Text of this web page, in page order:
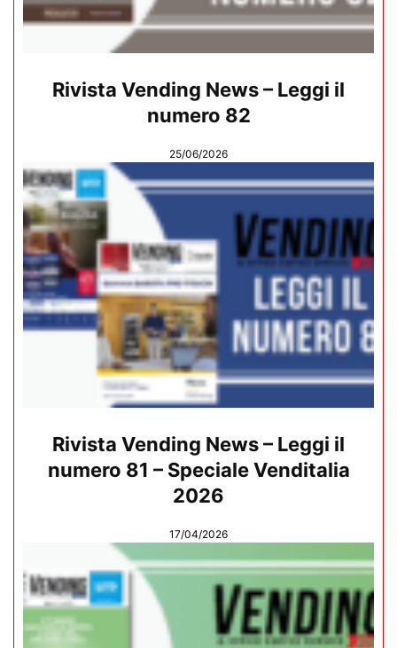
Rivista Vending News – Leggi il
numero 82
25/06/2026
Rivista Vending News – Leggi il
numero 81 – Speciale Venditalia
2026
17/04/2026